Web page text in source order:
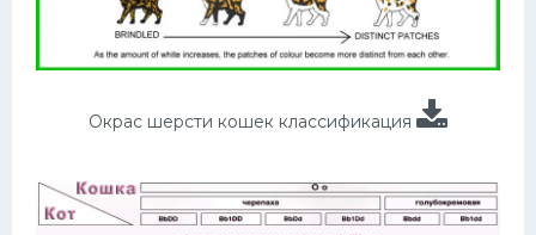
Окрас шерсти кошек классификация